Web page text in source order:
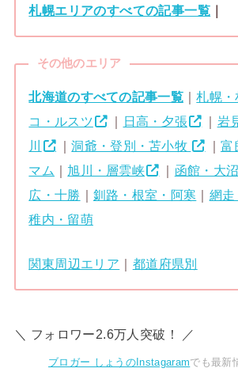
札幌エリアのすべての記事一覧
その他のエリア
北海道のすべての記事一覧｜札幌・
コ・ルスツ
｜ 日高・夕張 ｜ 岩
川
｜洞爺・登別・苫小牧 ｜ 富
マム ｜ 旭川・層雲峡 ｜ 函館・大
広・十勝 ｜ 釧路・根室・阿寒 ｜ 網走
稚内・留萌
関東周辺エリア ｜ 都道府県別
＼ フォロワー2.6万人突破！ ／
ブロガー しょうのInstagaramでも最新